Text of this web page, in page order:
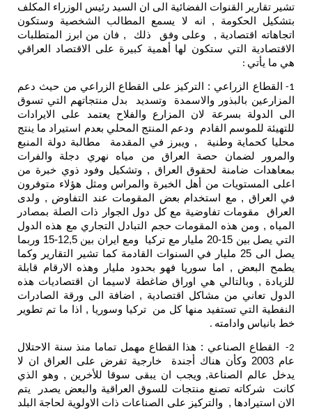
تشير تقارير القنوات الفضائية الى ان السيد رئيس الوزراء المكلف
بتشكيل الحكومة , انه لا يسمع المطالب الشخصية وستكون
اتجاهاته اقتصادية , وعلى وفق ذلك , فان من ابرز المتطلبات
الاقتصادية التي ستكون لها أهمية كبيرة على الاقتصاد العراقي
هي ما يأتي :
1-
القطاع الزراعي : التركيز على القطاع الزراعي من حيث دعم
المزارعين بالبذور والاسمدة وتسديد بدل منتجاتهم التي تسوق
الى الدولة بسرعة لان المزارع والفلاح يعتمد على الايرادات
للتهيئة للموسم القادم ودعم المنتج المحلي بعدم استيراد ما ينتج
محليا كحماية وطنية , ويبرز في المقدمة مطالبة دولة المنبع
والمرور لضمان حصة العراق من مياه نهري دجلة والفرات
بمعاهدات ضامنة لحقوق العراق , وتشكيل وفود ذوي خبرة من
اعلى المستويات من أهل الخبرة والمراس ومثل هؤلاء متوفرون
في العراق , مع استخدام بعض المقومات عند التفاوض , ولدى
العراق مقومات تفاوضية مع كل دول الجوار ذات الصلة بمصادر
المياه , ومن هذه المقومات حجم التبادل التجاري مع هذه الدول
التي يصل بين 15-20 مليار مع تركيا ومع ايران بين 12,5-15 وربما
يصل الى 25 مليار في السنوات القادمة كما تشير التقارير وكما
يطمح البعض , اما سوريا فهو بحدود مليار وهذه الارقام قابلة
للزيادة , وبالتالي هي اوراق ضاغطة لاسيما ان اقتصاديات هذه
الدول تعاني من مشاكل اقتصادية , اضافة الى ورقة الصادرات
النفطية التي تستفيد منها كل من تركيا وسوريا , اذا ما تم تطوير
خط بانياس وادامته .
2-
القطاع الصناعي : هذا القطاع مهمل تماما منذ سنة الاحتلال
عام 2003 وكأن هناك أجندة خارجية تفرض على العراق ان لا
يدخل عالم الصناعة, ويجب ان يبقى سوقا للأخرين , وهو الذي
كانت شركاته تصنع منتجات للسوق العراقية والبعض يصدر يتم
الان استيرادها , والتركيز على الصناعات ذات الاولوية لحاجة البلد